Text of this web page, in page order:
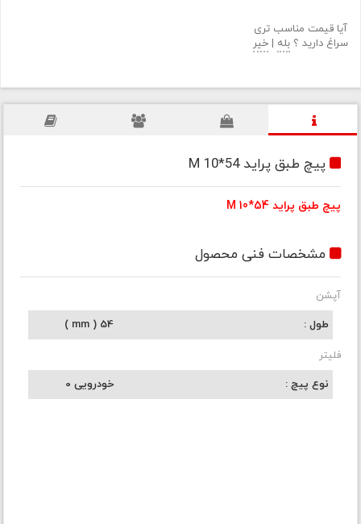
آیا قیمت مناسب تری
سراغ دارید ؟ بله | خیر
پیچ طبق پراید M 10*54
پیچ طبق پراید M 10*54
مشخصات فنی محصول
آپشن
طول
54 ( mm )
فلیتر
نوع پیچ
خودرویی 0